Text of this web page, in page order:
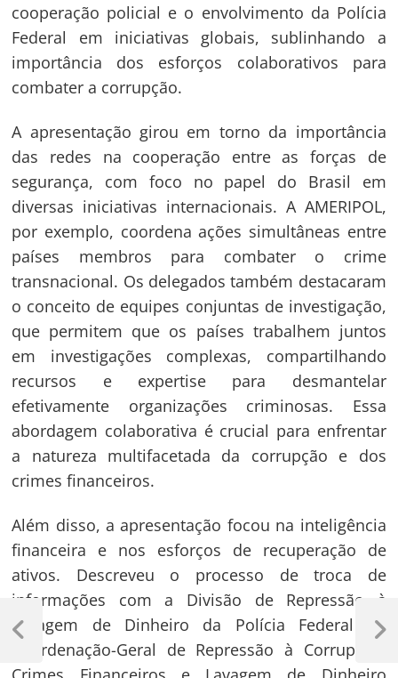
cooperação policial e o envolvimento da Polícia
Federal em iniciativas globais, sublinhando a
importância dos esforços colaborativos para
combater a corrupção.
A apresentação girou em torno da importância
das redes na cooperação entre as forças de
segurança, com foco no papel do Brasil em
diversas iniciativas internacionais. A AMERIPOL,
por exemplo, coordena ações simultâneas entre
países membros para combater o crime
transnacional. Os delegados também destacaram
o conceito de equipes conjuntas de investigação,
que permitem que os países trabalhem juntos
em investigações complexas, compartilhando
recursos e expertise para desmantelar
efetivamente organizações criminosas. Essa
abordagem colaborativa é crucial para enfrentar
a natureza multifacetada da corrupção e dos
crimes financeiros.
Além disso, a apresentação focou na inteligência
financeira e nos esforços de recuperação de
ativos. Descreveu o processo de troca de
informações com a Divisão de Repressão à
Lavagem de Dinheiro da Polícia Federal da
Coordenação-Geral de Repressão à Corrupção,
Navegação
de
Previous
Next